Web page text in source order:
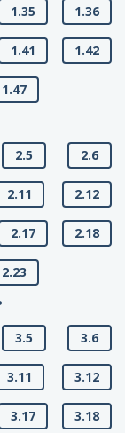
1.35 1.36
1.41 1.42
1.47
2.5 2.6
2.11 2.12
2.17 2.18
2.23
3.5 3.6
3.11 3.12
3.17 3.18